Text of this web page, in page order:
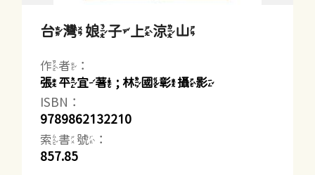
台灣娘子上涼山
作者：
張平宜著 ; 林國彰攝影
ISBN：
9789862132210
索書號：
857.85